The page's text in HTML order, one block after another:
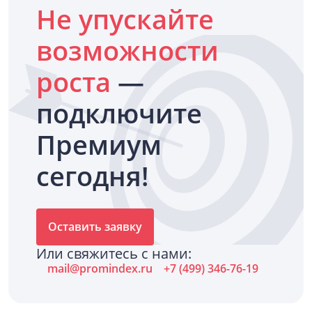
Не упускайте
возможности
роста —
подключите
Премиум
сегодня!
Оставить заявку
Или свяжитесь с нами:
mail@promindex.ru +7 (499) 346-76-19